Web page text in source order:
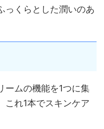
っくらとした潤いのあ
ームの機能を1つに集
これ1本でスキンケア